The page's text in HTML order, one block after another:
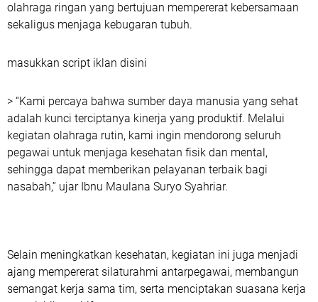
olahraga ringan yang bertujuan mempererat kebersamaan
sekaligus menjaga kebugaran tubuh.
masukkan script iklan disini
> “Kami percaya bahwa sumber daya manusia yang sehat
adalah kunci terciptanya kinerja yang produktif. Melalui
kegiatan olahraga rutin, kami ingin mendorong seluruh
pegawai untuk menjaga kesehatan fisik dan mental,
sehingga dapat memberikan pelayanan terbaik bagi
nasabah,” ujar Ibnu Maulana Suryo Syahriar.
Selain meningkatkan kesehatan, kegiatan ini juga menjadi
ajang mempererat silaturahmi antarpegawai, membangun
semangat kerja sama tim, serta menciptakan suasana kerja